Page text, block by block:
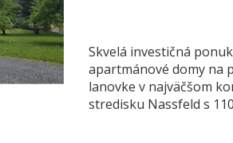
Skvelá investičná
apartmánové domy na
lanovke v najväčšom
stredisku Nassfeld s